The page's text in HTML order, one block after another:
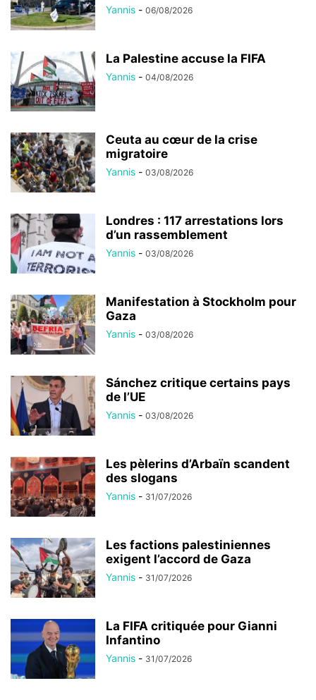
Yannis - 06/08/2026
La Palestine accuse la FIFA
Yannis - 04/08/2026
Ceuta au cœur de la crise
migratoire
Yannis - 03/08/2026
Londres : 117 arrestations lors
d’un rassemblement
Yannis - 03/08/2026
Manifestation à Stockholm pour
Gaza
Yannis - 03/08/2026
Sánchez critique certains pays
de l’UE
Yannis - 03/08/2026
Les pèlerins d’Arbaïn scandent
des slogans
Yannis - 31/07/2026
Les factions palestiniennes
exigent l’accord de Gaza
Yannis - 31/07/2026
La FIFA critiquée pour Gianni
Infantino
Yannis - 31/07/2026